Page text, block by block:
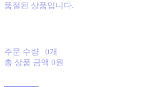
품절된 상품입니다.
주문 수량
0개
총 상품 금액 0원